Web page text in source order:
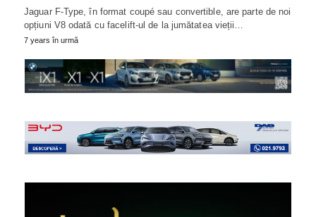
Jaguar F-Type, în format coupé sau convertible, are parte de noi
opțiuni V8 odată cu facelift-ul de la jumătatea vieții…
7 years în urmă